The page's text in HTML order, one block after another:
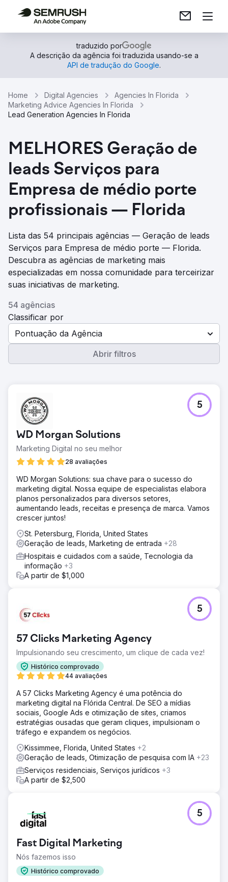
traduzido por
A descrição da agência foi traduzida usando-se a
API de tradução do Google.
Home Digital Agencies
Agencies In Florida
Marketing Advice Agencies In Florida
Lead Generation Agencies In Florida
MELHORES Geração de
leads Serviços para
Empresa de médio porte
profissionais — Florida
Lista das 54 principais agências — Geração de leads
Serviços para Empresa de médio porte — Florida.
Descubra as agências de marketing mais
especializadas em nossa comunidade para terceirizar
suas iniciativas de marketing.
54 agências
Classificar por
Pontuação da Agência
Abrir filtros
WD Morgan Solutions
Marketing Digital no seu melhor
28 avaliações
5
WD Morgan Solutions: sua chave para o sucesso do
marketing digital. Nossa equipe de especialistas elabora
planos personalizados para diversos setores,
aumentando leads, receitas e presença de marca. Vamos
crescer juntos!
St. Petersburg, Florida, United States
Geração de leads, Marketing de entrada +28
Hospitais e cuidados com a saúde, Tecnologia da
informação +3
A partir de $1,000
57 Clicks Marketing Agency
Impulsionando seu crescimento, um clique de cada vez!
Histórico comprovado
44 avaliações
5
A 57 Clicks Marketing Agency é uma potência do
marketing digital na Flórida Central. De SEO a mídias
sociais, Google Ads e otimização de sites, criamos
estratégias ousadas que geram cliques, impulsionam o
tráfego e expandem os negócios.
Kissimmee, Florida, United States +2
Geração de leads, Otimização de pesquisa com IA +23
Serviços residenciais, Serviços jurídicos +3
A partir de $2,500
Fast Digital Marketing
Nós fazemos isso
Histórico comprovado
5